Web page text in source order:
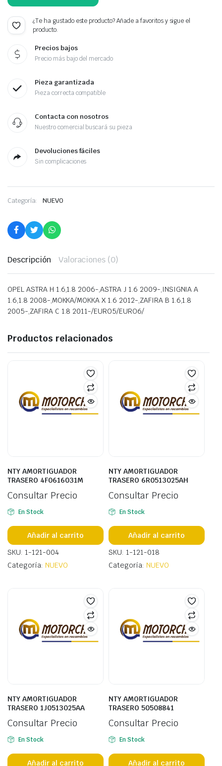
¿Te ha gustado este producto? Añade a favoritos y sigue el
producto.
Precios bajos
Precio más bajo del mercado
Pieza garantizada
Pieza correcta compatible
Contacta con nosotros
Nuestro comercial buscará su pieza
Devoluciones fáciles
Sin complicaciones
Categoría: NUEVO
Descripción Valoraciones (0)
OPEL ASTRA H 1.6,1.8 2006-,ASTRA J 1.6 2009-,INSIGNIA A
1.6,1.8 2008-,MOKKA/MOKKA X 1.6 2012-,ZAFIRA B 1.6,1.8
2005-,ZAFIRA C 1.8 2011-/EURO5/EURO6/
Productos relacionados
NTY AMORTIGUADOR
TRASERO 4F0616031M
Consultar Precio
En Stock
Añadir al carrito
SKU: 1-121-004
Categoría: NUEVO
NTY AMORTIGUADOR
TRASERO 6R0513025AH
Consultar Precio
En Stock
Añadir al carrito
SKU: 1-121-018
Categoría: NUEVO
NTY AMORTIGUADOR
TRASERO 1J0513025AA
Consultar Precio
En Stock
Añadir al carrito
NTY AMORTIGUADOR
TRASERO 50508841
Consultar Precio
En Stock
Añadir al carrito